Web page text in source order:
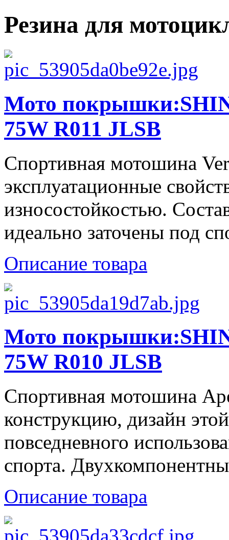
Резина для
Мото
75W R011 JLSB
Спортивная мотошина
эксплуатационные
износостойкостью.
идеально заточены под
Описание товара
Мото
75W R010 JLSB
Спортивная мотошина
конструкцию, дизайн
повседневного
спорта.
Описание товара